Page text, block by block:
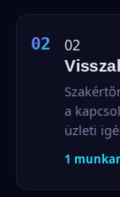
02
a
üzleti
1